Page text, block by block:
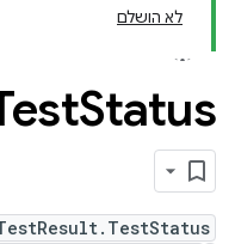
לא הושלם
Status